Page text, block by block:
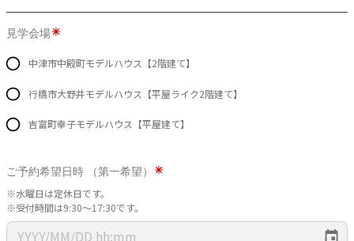
見学会場
中津市中殿町モデルハウス【2階建て】
行橋市大野井モデルハウス【平屋ライク2階建て】
吉富町幸子モデルハウス【平屋建て】
ご予約希望日時 （第一希望）
※水曜日は定休日です。
※受付時間は9:30～17:30です。